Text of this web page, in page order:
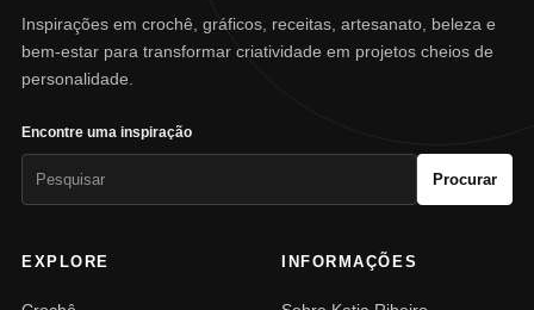
Inspirações em crochê, gráficos, receitas, artesanato, beleza e
bem-estar para transformar criatividade em projetos cheios de
personalidade.
Encontre uma inspiração
Procurar
EXPLORE INFORMAÇÕES